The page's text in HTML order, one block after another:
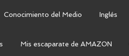
Conocimiento del Medio Inglés
Mis escaparate de AMAZON